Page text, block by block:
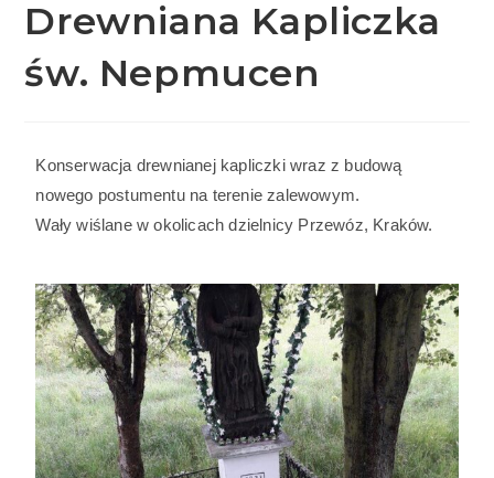
Drewniana Kapliczka
św. Nepmucen
Konserwacja drewnianej kapliczki wraz z budową
nowego postumentu na terenie zalewowym.
Wały wiślane w okolicach dzielnicy Przewóz, Kraków.